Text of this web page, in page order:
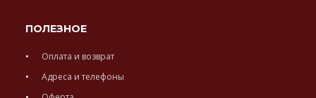
ПОЛЕЗНОЕ
Оплата и возврат
Адреса и телефоны